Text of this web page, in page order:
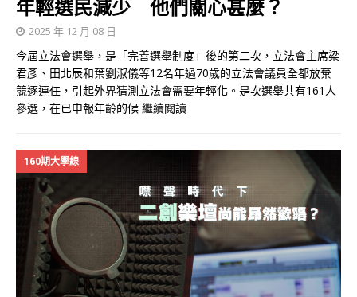
年輕選民減少 他們關心甚麼？
2025 年 12 月 08 日
今屆立法會選舉，是「完善選舉制度」後的第二次，立法會主席梁
君彥、田北辰和葉劉淑儀等12名年過70歲的立法會議員全都放棄
競逐連任，引起外界猜測立法會需要年輕化。是次選舉共有161人
參選，在已申報年齡的候 繼續閱讀
160期大學線